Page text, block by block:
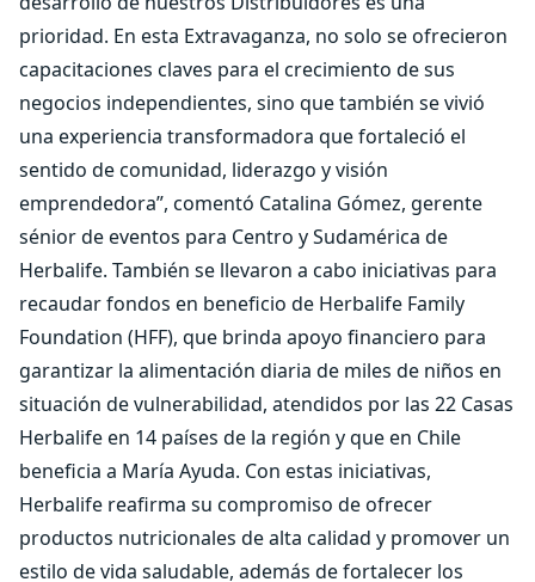
prioridad. En esta Extravaganza, no solo se ofrecieron
capacitaciones claves para el crecimiento de sus
negocios independientes, sino que también se vivió
una experiencia transformadora que fortaleció el
sentido de comunidad, liderazgo y visión
emprendedora”, comentó Catalina Gómez, gerente
sénior de eventos para Centro y Sudamérica de
Herbalife. También se llevaron a cabo iniciativas para
recaudar fondos en beneficio de Herbalife Family
Foundation (HFF), que brinda apoyo financiero para
garantizar la alimentación diaria de miles de niños en
situación de vulnerabilidad, atendidos por las 22 Casas
Herbalife en 14 países de la región y que en Chile
beneficia a María Ayuda. Con estas iniciativas,
Herbalife reafirma su compromiso de ofrecer
productos nutricionales de alta calidad y promover un
estilo de vida saludable, además de fortalecer los